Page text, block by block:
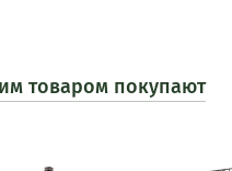
товаром покупают